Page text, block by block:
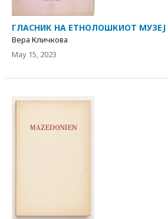
ГЛАСНИК НА ЕТНОЛОШКИОТ МУЗЕЈ
Вера Кличкова
May 15, 2023